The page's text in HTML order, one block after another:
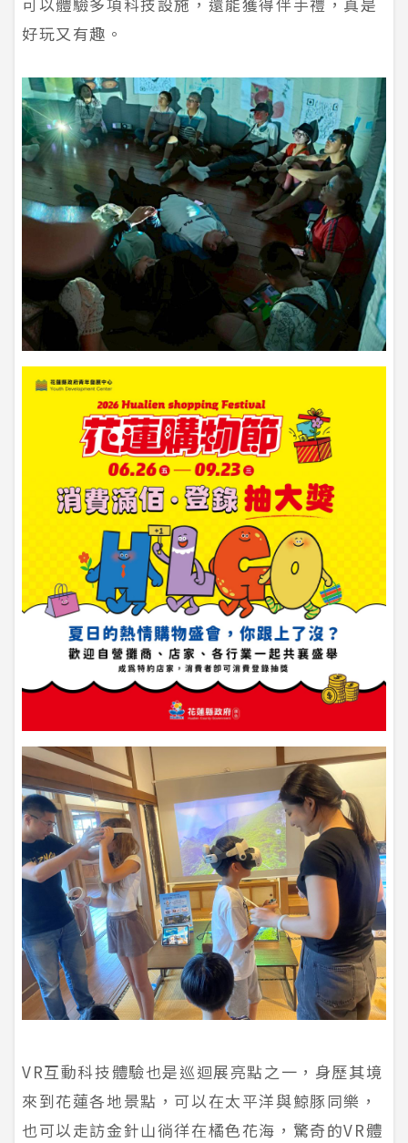
好玩又有趣。
VR互動科技體驗也是巡迴展亮點之一，身歷其境
來到花蓮各地景點，可以在太平洋與鯨豚同樂，
也可以走訪金針山徜徉在橘色花海，驚奇的VR體